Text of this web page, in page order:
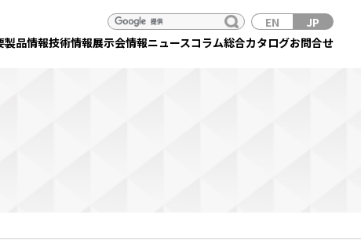
製品情報技術情報展示会情報ニュースコラム総合カタログお問合せ
EN JP